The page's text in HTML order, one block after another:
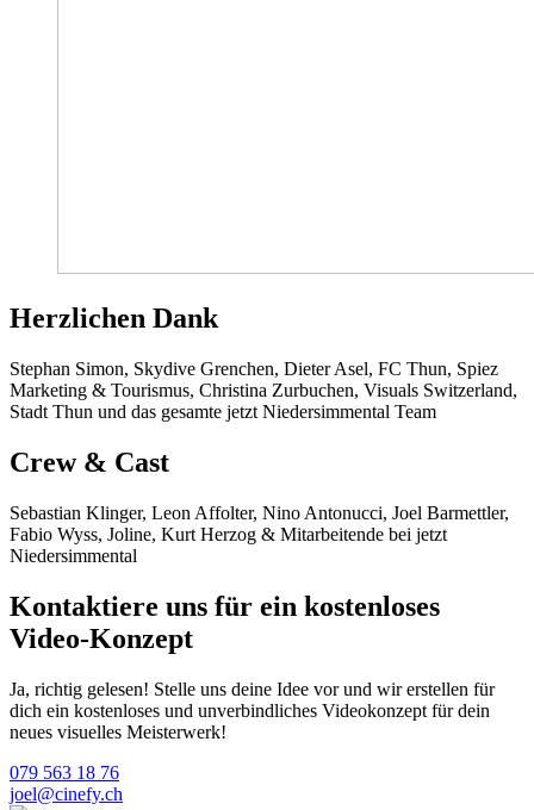
Herzlichen Dank
Stephan Simon, Skydive Grenchen, Dieter Asel, FC Thun, Spiez
Marketing & Tourismus, Christina Zurbuchen, Visuals Switzerland,
Stadt Thun und das gesamte jetzt Niedersimmental Team
Crew & Cast
Sebastian Klinger, Leon Affolter, Nino Antonucci, Joel Barmettler,
Fabio Wyss, Joline, Kurt Herzog & Mitarbeitende bei jetzt
Niedersimmental
Kontaktiere uns für ein kostenloses
Video-Konzept
Ja, richtig gelesen! Stelle uns deine Idee vor und wir erstellen für
dich ein kostenloses und unverbindliches Videokonzept für dein
neues visuelles Meisterwerk!
079 563 18 76
joel@cinefy.ch